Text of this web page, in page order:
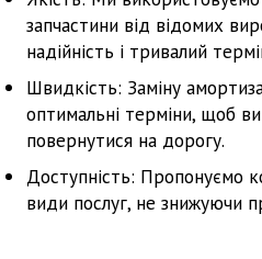
запчастини від відомих
надійність і тривалий
Швидкість: Заміну
оптимальні терміни, щоб
повернутися на дорогу.
Доступність: Пропонуємо
види послуг, не знижуючи